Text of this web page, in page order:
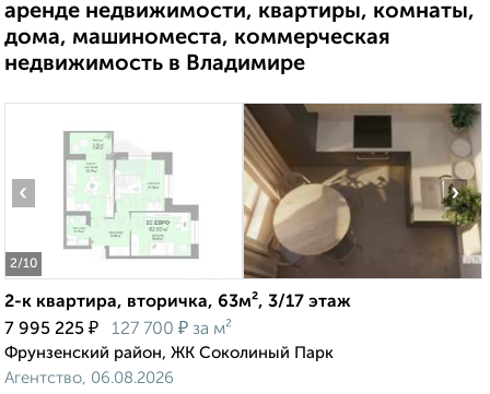
аренде недвижимости, квартиры, комнаты,
дома, машиноместа, коммерческая
недвижимость в Владимире
2/10
‹ ›
2-к квартира, вторичка, 63м², 3/17 этаж
7 995 225 ₽ 127 700 ₽ за м²
Фрунзенский район, ЖК Соколиный Парк
Агентство, 06.08.2026